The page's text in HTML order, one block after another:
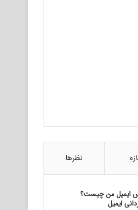
نظرها
ایمیل من چیست؟
ایمیل